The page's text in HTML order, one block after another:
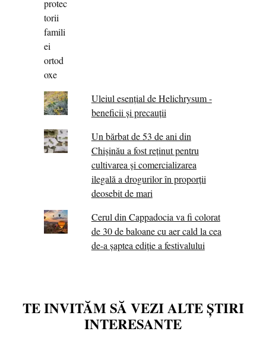
Uleiul esențial de Helichrysum -
beneficii și precauții
Un bărbat de 53 de ani din
Chișinău a fost reținut pentru
cultivarea și comercializarea
ilegală a drogurilor în proporții
deosebit de mari
Cerul din Cappadocia va fi colorat
de 30 de baloane cu aer cald la cea
de-a șaptea ediție a festivalului
TE INVITĂM SĂ VEZI ALTE ȘTIRI
INTERESANTE